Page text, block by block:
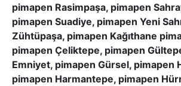
pimapen Rasimpaşa, pimapen
pimapen Suadiye, pimapen Yeni
Zühtüpaşa, pimapen Kağıthane
pimapen Çeliktepe, pimapen
Emniyet, pimapen Gürsel, pimapen
pimapen Harmantepe, pimapen